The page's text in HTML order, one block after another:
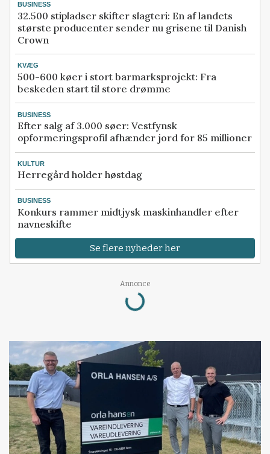
BUSINESS
32.500 stipladser skifter slagteri: En af landets
største producenter sender nu grisene til Danish
Crown
KVÆG
500-600 køer i stort barmarksprojekt: Fra
beskeden start til store drømme
BUSINESS
Efter salg af 3.000 søer: Vestfynsk
opformeringsprofil afhænder jord for 85 millioner
KULTUR
Herregård holder høstdag
BUSINESS
Konkurs rammer midtjysk maskinhandler efter
navneskifte
Se flere nyheder her
Annonce
Loading...